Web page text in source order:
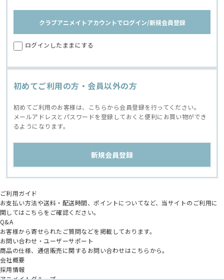
クラブアニメイトアカウントでログイン/新規会員登録
ログインしたままにする
初めてご利用の方・会員以外の方
初めてご利用のお客様は、こちらから会員登録を行ってください。
メールアドレスとパスワードを登録しておくと便利にお買い物ができ
るようになります。
ご利用ガイド
お支払い方法や送料・配送時間、ポイントについてなど、当サイトのご利用に
関してはこちらをご確認ください。
Q&A
お客様から寄せられたご質問などを掲載しております。
お問い合わせ・ユーザーサポート
商品の仕様、通信販売に関するお問い合わせはこちらから。
会社概要
採用情報